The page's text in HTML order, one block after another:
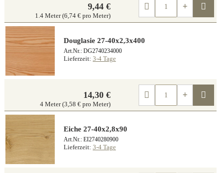
9,44 €
1.4 Meter (6,74 € pro Meter)
Douglasie 27-40x2,3x400
Art.Nr.: DG2740234000
Lieferzeit: 3-4 Tage
14,30 €
4 Meter (3,58 € pro Meter)
Eiche 27-40x2,8x90
Art.Nr.: EI2740280900
Lieferzeit: 3-4 Tage